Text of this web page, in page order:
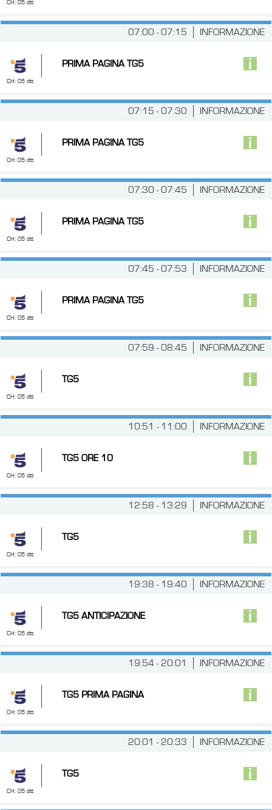
CH: 05 dtt
INFORMAZIONE
07:00 - 07:15
CH: 05 dtt
PRIMA PAGINA TG5
INFORMAZIONE
07:15 - 07:30
CH: 05 dtt
PRIMA PAGINA TG5
INFORMAZIONE
07:30 - 07:45
CH: 05 dtt
PRIMA PAGINA TG5
INFORMAZIONE
07:45 - 07:53
CH: 05 dtt
PRIMA PAGINA TG5
INFORMAZIONE
07:59 - 08:45
CH: 05 dtt
TG5
INFORMAZIONE
10:51 - 11:00
CH: 05 dtt
TG5 ORE 10
INFORMAZIONE
12:58 - 13:29
CH: 05 dtt
TG5
INFORMAZIONE
19:38 - 19:40
CH: 05 dtt
TG5 ANTICIPAZIONE
INFORMAZIONE
19:54 - 20:01
CH: 05 dtt
TG5 PRIMA PAGINA
INFORMAZIONE
20:01 - 20:33
CH: 05 dtt
TG5